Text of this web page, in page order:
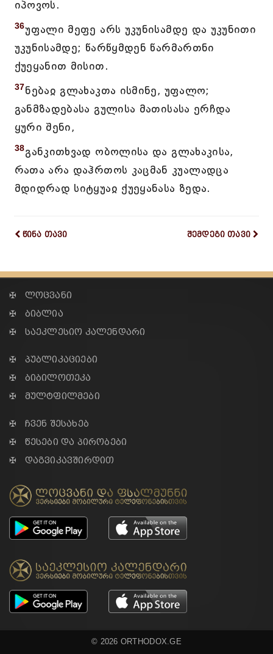
იპოვოს.
36უფალი მეფე არს უკუნისამდე და უკუნითი
უკუნისამდე; წარწყმდენ წარმართნი
ქუეყანით მისით.
37ნებაჲ გლახაკთა ისმინე, უფალო;
განმზადებასა გულისა მათისასა ერჩდა
ყური შენი,
38განკითხვად ობოლისა და გლახაკისა,
რათა არა დაჰრთოს კაცმან კუალადცა
მდიდრად სიტყუაჲ ქუეყანასა ზედა.
წინა თავი შემდეგი თავი
✠ ლოცვანი
✠ ბიბლია
✠ საეკლესიო კალენდარი
✠ პუბლიკაციები
✠ ბიბილოთეკა
✠ მულტფილმები
✠ ჩვენ შესახებ
✠ წესები და პირობები
✠ დაგვიკავშირდით
© 2026 ORTHODOX.GE